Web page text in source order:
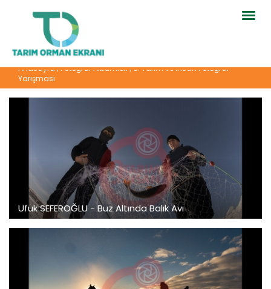
Anasayfa|Fotoğraf Albümleri|9. Tarım ve İnsan Fotoğraf
Yarışması
Ufuk SEFEROĞLU - Buz Altında Balık Avı